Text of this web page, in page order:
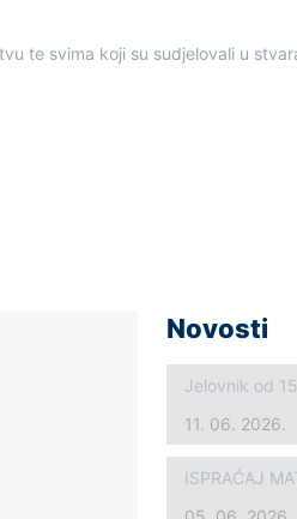
te svima koji su sudjelovali u
Novosti
Jelovnik od
11. 06. 2026.
ISPRAĆAJ